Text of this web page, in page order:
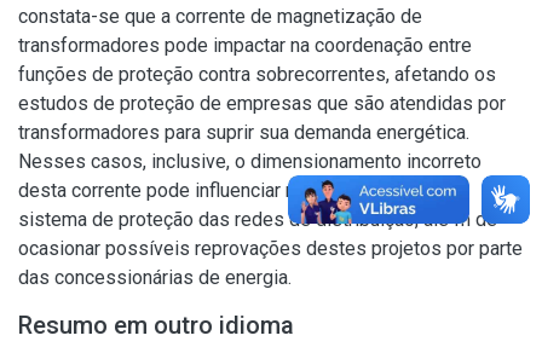
constata-se que a corrente de magnetização de
transformadores pode impactar na coordenação entre
funções de proteção contra sobrecorrentes, afetando os
estudos de proteção de empresas que são atendidas por
transformadores para suprir sua demanda energética.
Nesses casos, inclusive, o dimensionamento incorreto
desta corrente pode influenciar na confiabilidade no
sistema de proteção das redes de distribuição, ale´m de
ocasionar possíveis reprovações destes projetos por parte
das concessionárias de energia.
Resumo em outro idioma